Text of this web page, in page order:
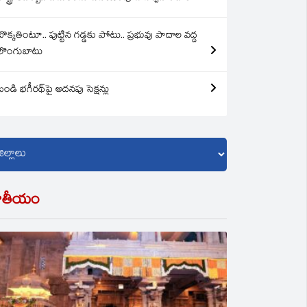
పుట్టిన గడ్డకు పోటు.. ప్రభువు పాదాల వద్ద
భగీరథ్‌పై అదనపు సెక్షన్లు